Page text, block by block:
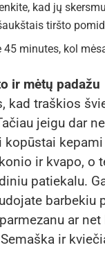
kad jų
tiršto
minutes, kol
ir mėtų padažu
kad traškios
jeigu dar
kopūstai
ir kvapo,
patiekalu.
barbekiu
ar
ir